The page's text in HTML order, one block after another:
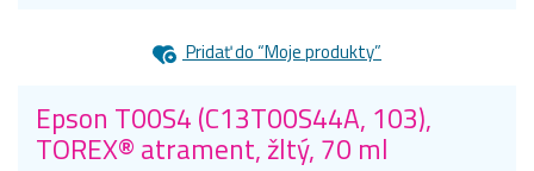
Pridať do “Moje produkty”
Epson T00S4 (C13T00S44A, 103),
TOREX® atrament, žltý, 70 ml